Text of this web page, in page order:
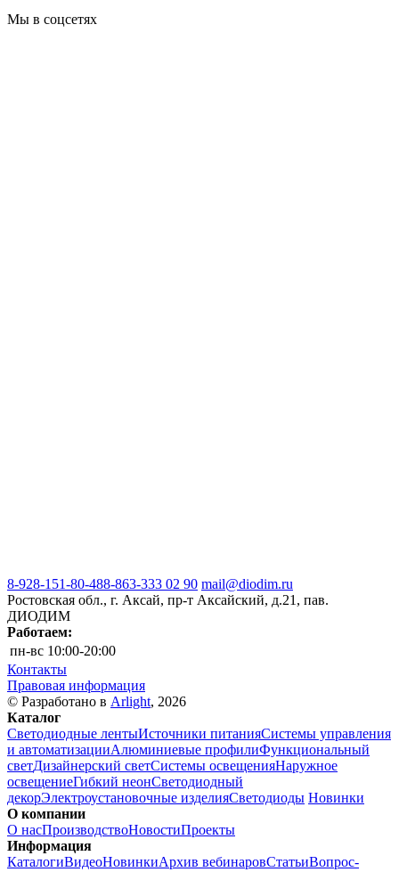
Мы в соцсетях
8-928-151-80-488-863-333 02 90 mail@diodim.ru
Ростовская обл., г. Аксай, пр-т Аксайский, д.21, пав.
ДИОДИМ
Работаем:
пн-вс 10:00-20:00
Контакты
Правовая информация
© Разработано в Arlight, 2026
Каталог
Светодиодные лентыИсточники питанияСистемы управления
и автоматизацииАлюминиевые профилиФункциональный
светДизайнерский светСистемы освещенияНаружное
освещениеГибкий неонСветодиодный
декорЭлектроустановочные изделияСветодиоды Новинки
О компании
О насПроизводствоНовостиПроекты
Информация
КаталогиВидеоНовинкиАрхив вебинаровСтатьиВопрос-